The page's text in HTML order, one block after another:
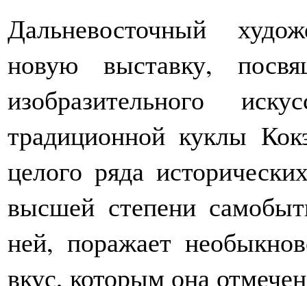
Дальневосточный
новую выставку,
изобразительного
традиционной куклы
целого ряда
высшей степени
ней, поражает
вкус, которым она